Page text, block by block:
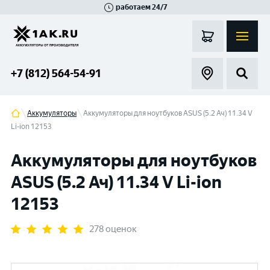
работаем 24/7
+7 (812) 564-54-91
Аккумуляторы
Аккумуляторы для ноутбуков ASUS (5.2 Ач) 11.34 V
Li-ion 12153
Аккумуляторы для ноутбуков
ASUS (5.2 Ач) 11.34 V Li-ion
12153
278 оценок
Гатчина